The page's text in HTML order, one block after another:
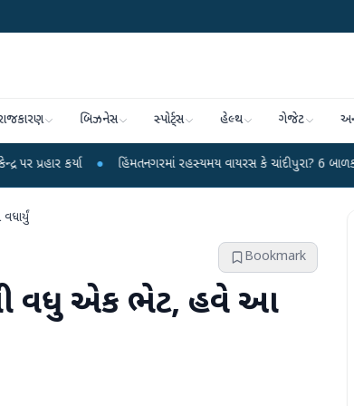
બિઝનેસ સ્પોર્ટ્સ હેલ્થ ગેજેટ
● હિંમતનગરમાં રહસ્યમય વાયરસ કે ચાંદીપુરા? 6 બાળકોના મોતથી
Bookmark
વધુ એક ભેટ, હવે આ